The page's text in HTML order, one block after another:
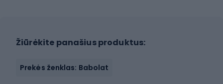
Žiūrėkite panašius produktus:
Prekės ženklas: Babolat